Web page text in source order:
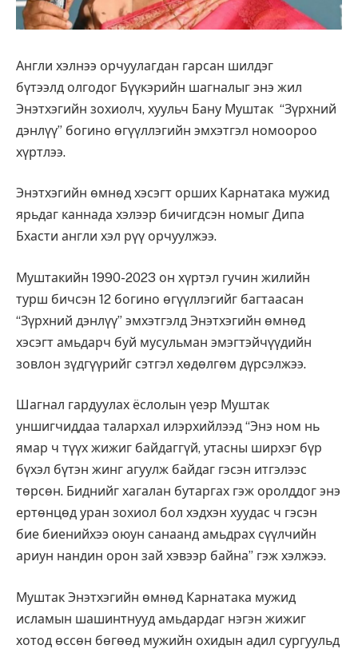
Англи хэлнээ орчуулагдан гарсан шилдэг
бүтээлд олгодог Бүүкэрийн шагналыг энэ жил
Энэтхэгийн зохиолч, хуульч Бану Муштак “Зүрхний
дэнлүү” богино өгүүллэгийн эмхэтгэл номоороо
хүртлээ.
Энэтхэгийн өмнөд хэсэгт орших Карнатака мужид
ярьдаг каннада хэлээр бичигдсэн номыг Дипа
Бхасти англи хэл рүү орчуулжээ.
Муштакийн 1990-2023 он хүртэл гучин жилийн
турш бичсэн 12 богино өгүүллэгийг багтаасан
“Зүрхний дэнлүү” эмхэтгэлд Энэтхэгийн өмнөд
хэсэгт амьдарч буй мусульман эмэгтэйчүүдийн
зовлон зүдгүүрийг сэтгэл хөдөлгөм дүрсэлжээ.
Шагнал гардуулах ёслолын үеэр Муштак
уншигчиддаа талархал илэрхийлээд “Энэ ном нь
ямар ч түүх жижиг байдаггүй, утасны ширхэг бүр
бүхэл бүтэн жинг агуулж байдаг гэсэн итгэлээс
төрсөн. Биднийг хагалан бутаргах гэж оролддог энэ
ертөнцөд уран зохиол бол хэдхэн хуудас ч гэсэн
бие биенийхээ оюун санаанд амьдрах сүүлчийн
ариун нандин орон зай хэвээр байна” гэж хэлжээ.
Муштак Энэтхэгийн өмнөд Карнатака мужид
исламын шашинтнууд амьдардаг нэгэн жижиг
хотод өссөн бөгөөд мужийн охидын адил сургуульд